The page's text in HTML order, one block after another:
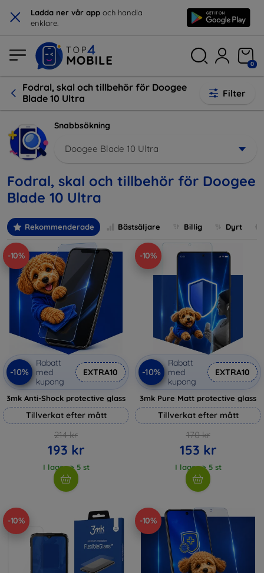
× Ladda ner vår app och handla
enklare.
0
Fodral, skal och tillbehör för Doogee
Blade 10 Ultra
Filter
Snabbsökning
Doogee Blade 10 Ultra
Fodral, skal och tillbehör för Doogee
Blade 10 Ultra
Rekommenderade Bästsäljare Billig Dyrt
-10%
-10%
Rabatt
med
kupong
EXTRA10
3mk Anti-Shock protective glass
Tillverkat efter mått
214 kr
193 kr
I lager > 5 st
-10%
-10%
Rabatt
med
kupong
EXTRA10
3mk Pure Matt protective glass
Tillverkat efter mått
170 kr
153 kr
I lager > 5 st
-10% -10%